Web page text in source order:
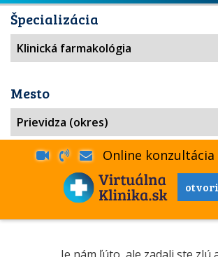
Špecializácia
Mesto
Online konzultácia